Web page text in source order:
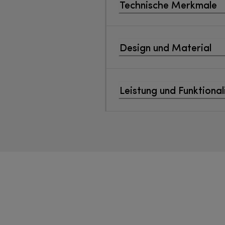
Technische Merkmale
Design und Material
Leistung und